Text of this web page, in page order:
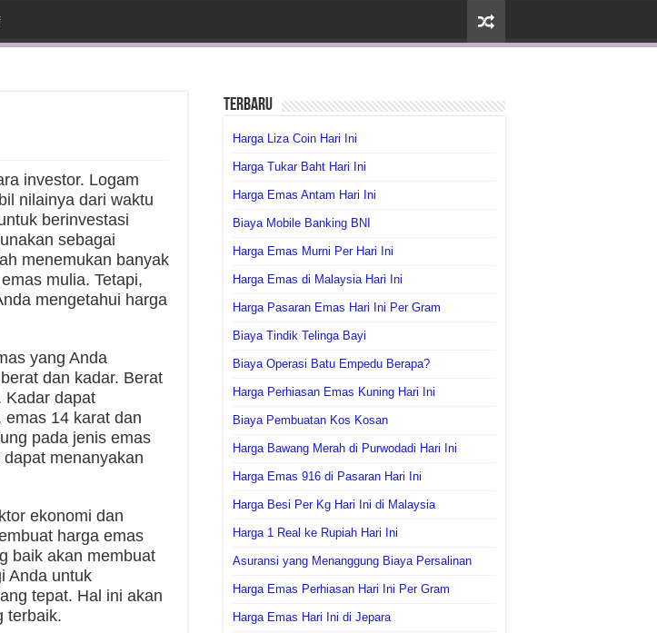
investor. Logam
nilainya dari waktu
berinvestasi
sebagai
menemukan banyak
mulia. Tetapi,
mengetahui harga
yang Anda
dan kadar. Berat
Kadar dapat
14 karat dan
pada jenis emas
menanyakan
ekonomi dan
harga emas
baik akan membuat
Anda untuk
tepat. Hal ini akan
terbaik.
Terbaru
Harga Liza Coin Hari Ini
Harga Tukar Baht Hari Ini
Harga Emas Antam Hari Ini
Biaya Mobile Banking BNI
Harga Emas Murni Per Hari Ini
Harga Emas di Malaysia Hari Ini
Harga Pasaran Emas Hari Ini Per Gram
Biaya Tindik Telinga Bayi
Biaya Operasi Batu Empedu Berapa?
Harga Perhiasan Emas Kuning Hari Ini
Biaya Pembuatan Kos Kosan
Harga Bawang Merah di Purwodadi Hari Ini
Harga Emas 916 di Pasaran Hari Ini
Harga Besi Per Kg Hari Ini di Malaysia
Harga 1 Real ke Rupiah Hari Ini
Asuransi yang Menanggung Biaya Persalinan
Harga Emas Perhiasan Hari Ini Per Gram
Harga Emas Hari Ini di Jepara